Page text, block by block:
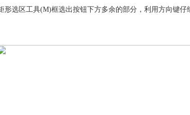
区工具(M)框选出按钮下方多余的部分，利用方向键仔